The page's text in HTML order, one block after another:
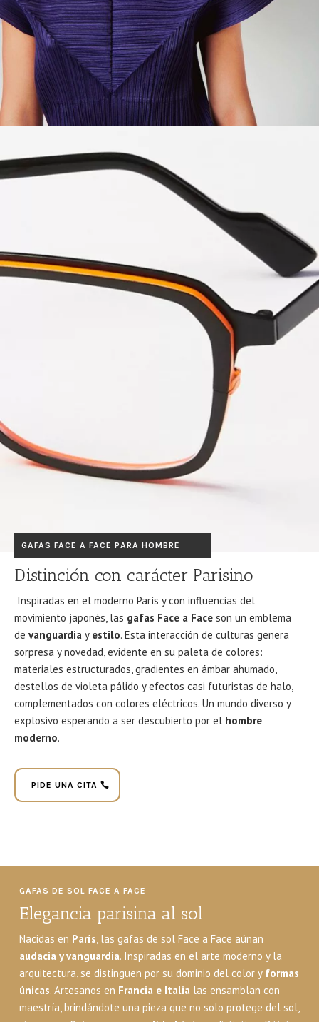
GAFAS FACE A FACE PARA HOMBRE
Distinción con carácter Parisino
Inspiradas en el moderno París y con influencias del
movimiento japonés, las gafas Face a Face son un emblema
de vanguardia y estilo. Esta interacción de culturas genera
sorpresa y novedad, evidente en su paleta de colores:
materiales estructurados, gradientes en ámbar ahumado,
destellos de violeta pálido y efectos casi futuristas de halo,
complementados con colores eléctricos. Un mundo diverso y
explosivo esperando a ser descubierto por el hombre
moderno.
PIDE UNA CITA
GAFAS DE SOL FACE A FACE
Elegancia parisina al sol
Nacidas en París, las gafas de sol Face a Face aúnan
audacia y vanguardia. Inspiradas en el arte moderno y la
arquitectura, se distinguen por su dominio del color y formas
únicas. Artesanos en Francia e Italialas ensamblan con
maestría, brindándote una pieza que no solo protege del sol,